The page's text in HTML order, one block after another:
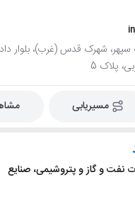
2، محله سپهر، شهرک قدس (غرب)،
پلاک 5
مسیریابی
نفت و گاز و پتروشیمی، صنایع